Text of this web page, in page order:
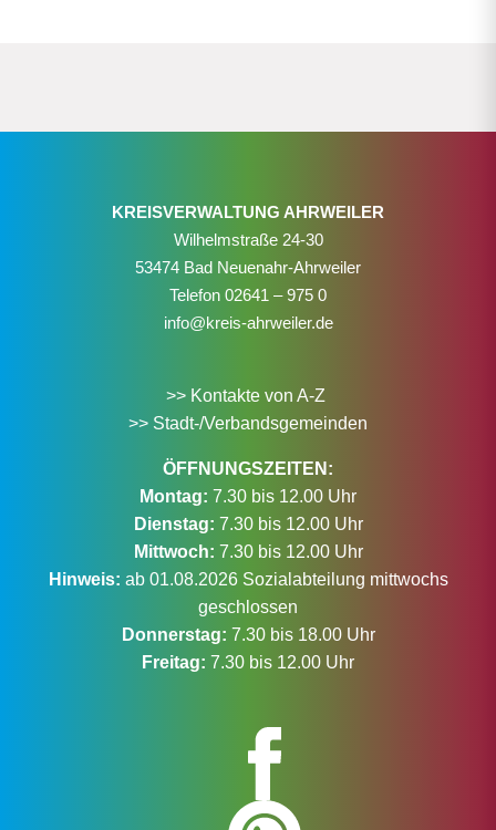
KREISVERWALTUNG AHRWEILER
Wilhelmstraße 24-30
53474 Bad Neuenahr-Ahrweiler
Telefon 02641 – 975 0
info@kreis-ahrweiler.de
>> Kontakte von A-Z
>> Stadt-/Verbandsgemeinden
ÖFFNUNGSZEITEN:
Montag: 7.30 bis 12.00 Uhr
Dienstag: 7.30 bis 12.00 Uhr
Mittwoch: 7.30 bis 12.00 Uhr
Hinweis: ab 01.08.2026 Sozialabteilung mittwochs
geschlossen
Donnerstag: 7.30 bis 18.00 Uhr
Freitag: 7.30 bis 12.00 Uhr